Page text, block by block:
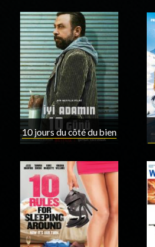
10 jours du côté du bien